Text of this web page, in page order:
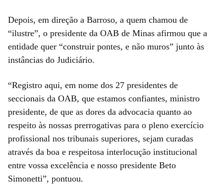
Depois, em direção a Barroso, a quem chamou de
“ilustre”, o presidente da OAB de Minas afirmou que a
entidade quer “construir pontes, e não muros” junto às
instâncias do Judiciário.
“Registro aqui, em nome dos 27 presidentes de
seccionais da OAB, que estamos confiantes, ministro
presidente, de que as dores da advocacia quanto ao
respeito às nossas prerrogativas para o pleno exercício
profissional nos tribunais superiores, sejam curadas
através da boa e respeitosa interlocução institucional
entre vossa excelência e nosso presidente Beto
Simonetti”, pontuou.